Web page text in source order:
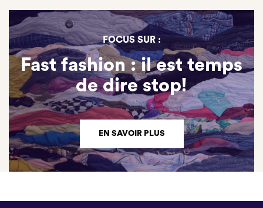
FOCUS SUR :
Fast fashion : il est temps
de dire stop!
EN SAVOIR PLUS